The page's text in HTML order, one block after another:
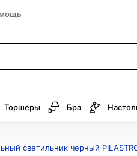
Торшеры Бра
светильник черный